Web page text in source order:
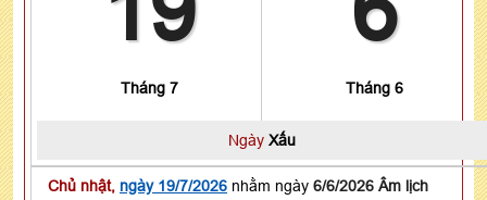
Tháng 7 Tháng 6
Ngày Xấu
Chủ nhật, ngày 19/7/2026 nhằm ngày 6/6/2026 Âm lịch